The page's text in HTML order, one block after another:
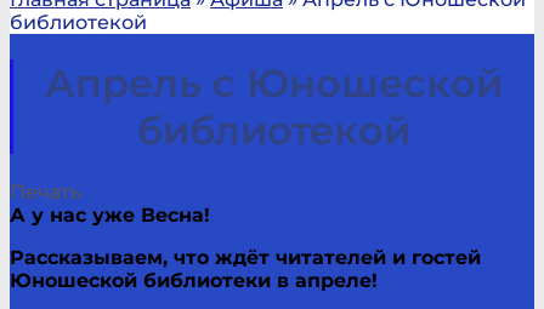
библиотекой
Апрель с Юношеской
библиотекой
Печать
А у нас уже Весна!
Рассказываем, что ждёт читателей и гостей
Юношеской библиотеки в апреле!